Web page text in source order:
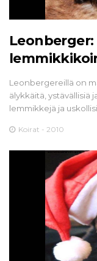
Leonbergereillä on
älykkäitä, ystävällisiä
lemmikkejä ja
Koirat - 2010